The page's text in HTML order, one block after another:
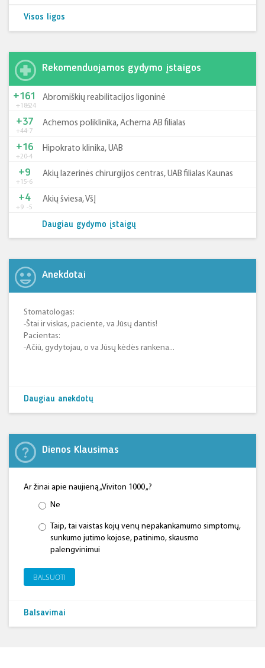
Visos ligos
Rekomenduojamos gydymo įstaigos
+185-24
+161 Abromiškių reabilitacijos ligoninė
+44-7
+37 Achemos poliklinika, Achema AB filialas
+20-4
+16 Hipokrato klinika, UAB
+15-6
+9 Akių lazerinės chirurgijos centras, UAB filialas Kaunas
+9 -5
+4 Akių šviesa, VšĮ
Daugiau gydymo įstaigų
Anekdotai
Stomatologas:
-Štai ir viskas, paciente, va Jūsų dantis!
Pacientas:
-Ačiū, gydytojau, o va Jūsų kėdės rankena...
Daugiau anekdotų
Dienos Klausimas
Ar žinai apie naujieną „Viviton 1000 „?
Ne
Taip, tai vaistas kojų venų nepakankamumo simptomų,
sunkumo jutimo kojose, patinimo, skausmo
palengvinimui
BALSUOTI
Balsavimai